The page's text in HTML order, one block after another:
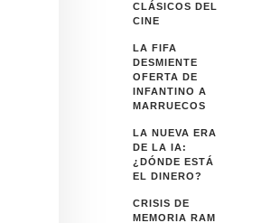
CLÁSICOS DEL
CINE
LA FIFA
DESMIENTE
OFERTA DE
INFANTINO A
MARRUECOS
LA NUEVA ERA
DE LA IA:
¿DÓNDE ESTÁ
EL DINERO?
CRISIS DE
MEMORIA RAM